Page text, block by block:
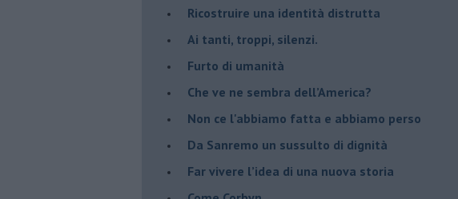
Ricostruire una identità distrutta
Ai tanti, troppi, silenzi.
​Furto di umanità
​Che ve ne sembra dell’America?
Non ce l'abbiamo fatta e abbiamo perso
​Da Sanremo un sussulto di dignità
Far vivere l’idea di una nuova storia